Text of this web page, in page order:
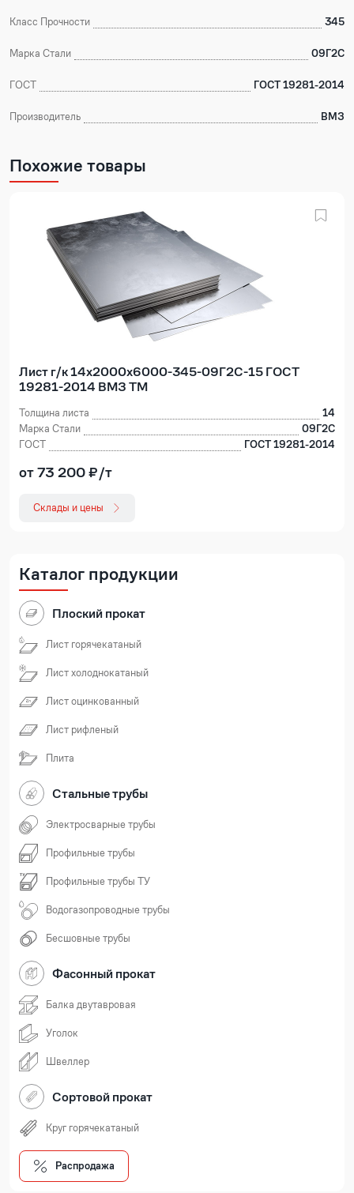
Класс Прочности 345
Марка Стали 09Г2С
ГОСТ ГОСТ 19281-2014
Производитель ВМЗ
Похожие товары
Лист г/к 14х2000х6000-345-09Г2С-15 ГОСТ
19281-2014 ВМЗ ТМ
Толщина листа
14
Марка Стали
09Г2С
ГОСТ
ГОСТ 19281-2014
от 73 200 ₽/т
Склады и цены
Каталог продукции
Плоский прокат
Лист горячекатаный
Лист холоднокатаный
Лист оцинкованный
Лист рифленый
Плита
Стальные трубы
Электросварные трубы
Профильные трубы
Профильные трубы ТУ
Водогазопроводные трубы
Бесшовные трубы
Фасонный прокат
Балка двутавровая
Уголок
Швеллер
Сортовой прокат
Круг горячекатаный
Распродажа